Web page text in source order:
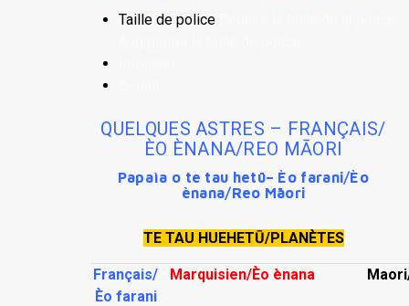
Taille de police
QUELQUES ASTRES – FRANÇAIS/
ÈO ÈNANA/REO MĀORI
Papaìa o te tau hetū– Èo farani/Èo
ènana/Reo Māori
TE TAU HUEHETŪ/PLANÈTES
Français/
Èo farani
Marquisien/Èo ènana